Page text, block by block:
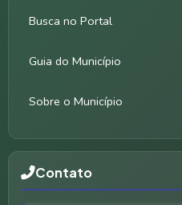
Busca no Portal
Guia do Município
Sobre o Município
Contato